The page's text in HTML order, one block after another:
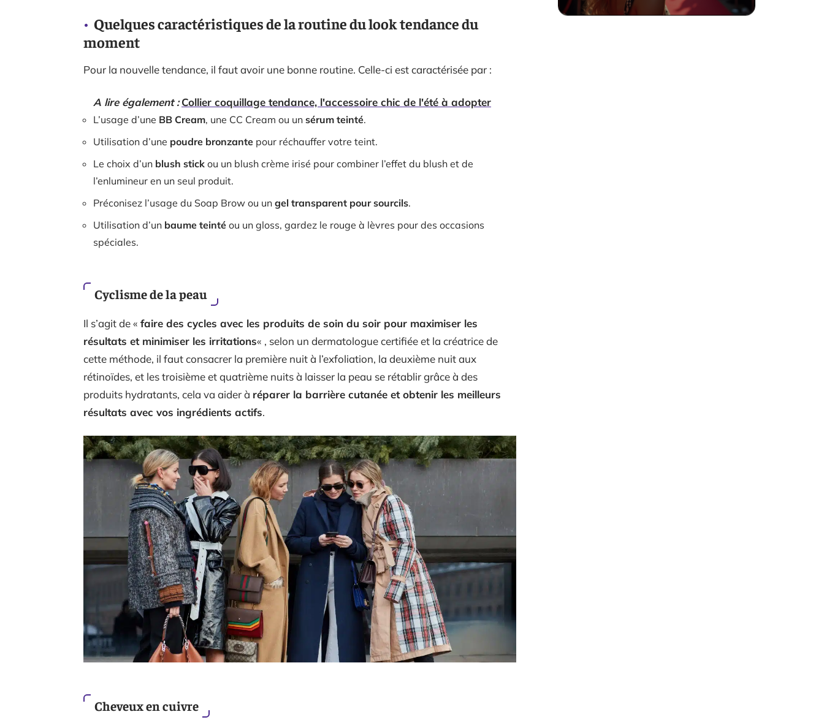
Quelques caractéristiques de la routine du look tendance du
moment
Pour la nouvelle tendance, il faut avoir une bonne routine. Celle-ci est caractérisée par :
A lire également : Collier coquillage tendance, l'accessoire chic de l'été à adopter
L’usage d’une BB Cream, une CC Cream ou un sérum teinté.
Utilisation d’une poudre bronzante pour réchauffer votre teint.
Le choix d’un blush stick ou un blush crème irisé pour combiner l’effet du blush et de
l’enlumineur en un seul produit.
Préconisez l’usage du Soap Brow ou un gel transparent pour sourcils.
Utilisation d’un baume teinté ou un gloss, gardez le rouge à lèvres pour des occasions
spéciales.
Cyclisme de la peau
Il s’agit de « faire des cycles avec les produits de soin du soir pour maximiser les
résultats et minimiser les irritations« , selon un dermatologue certifiée et la créatrice de
cette méthode, il faut consacrer la première nuit à l’exfoliation, la deuxième nuit aux
rétinoïdes, et les troisième et quatrième nuits à laisser la peau se rétablir grâce à des
produits hydratants, cela va aider à réparer la barrière cutanée et obtenir les meilleurs
résultats avec vos ingrédients actifs.
Cheveux en cuivre